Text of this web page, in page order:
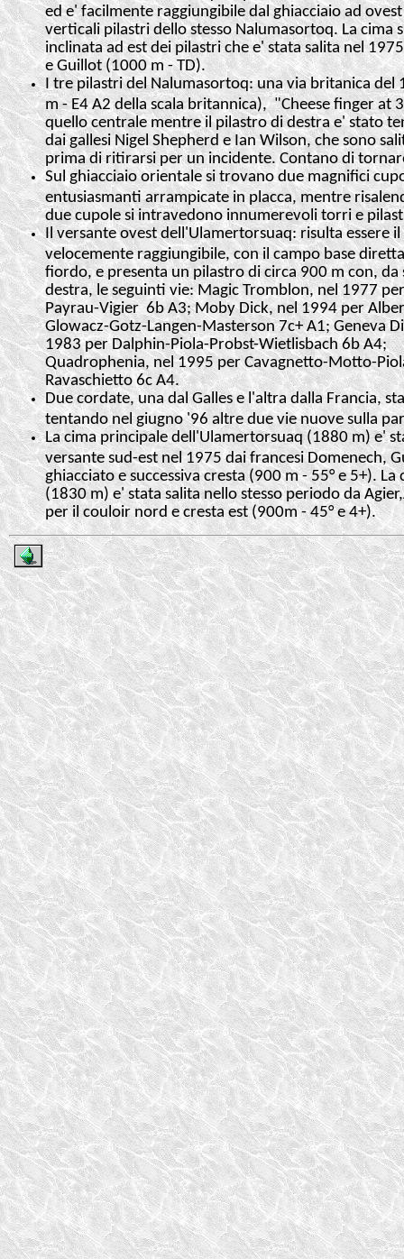
ed e' facilmente raggiungibile dal ghiacciaio ad
verticali pilastri dello stesso Nalumasortoq. La cima
inclinata ad est dei pilastri che e' stata salita nel
e Guillot (1000 m - TD).
I tre pilastri del Nalumasortoq: una via britanica del
m - E4 A2 della scala britannica), "Cheese finger at
quello centrale mentre il pilastro di destra e' stato
dai gallesi Nigel Shepherd e Ian Wilson, che sono
prima di ritirarsi per un incidente. Contano di
Sul ghiacciaio orientale si trovano due magnifici
entusiasmanti arrampicate in placca, mentre
due cupole si intravedono innumerevoli torri e
Il versante ovest dell'Ulamertorsuaq: risulta essere
velocemente raggiungibile, con il campo base
fiordo, e presenta un pilastro di circa 900 m con, da
destra, le seguinti vie: Magic Tromblon, nel 1977
Payrau-Vigier 6b A3; Moby Dick, nel 1994 per
Glowacz-Gotz-Langen-Masterson 7c+ A1; Geneva
1983 per Dalphin-Piola-Probst-Wietlisbach 6b A4;
Quadrophenia, nel 1995 per Cavagnetto-Motto-
Ravaschietto 6c A4.
Due cordate, una dal Galles e l'altra dalla Francia,
tentando nel giugno '96 altre due vie nuove sulla
La cima principale dell'Ulamertorsuaq (1880 m) e'
versante sud-est nel 1975 dai francesi Domenech,
ghiacciato e successiva cresta (900 m - 55° e 5+).
(1830 m) e' stata salita nello stesso periodo da
per il couloir nord e cresta est (900m - 45° e 4+).